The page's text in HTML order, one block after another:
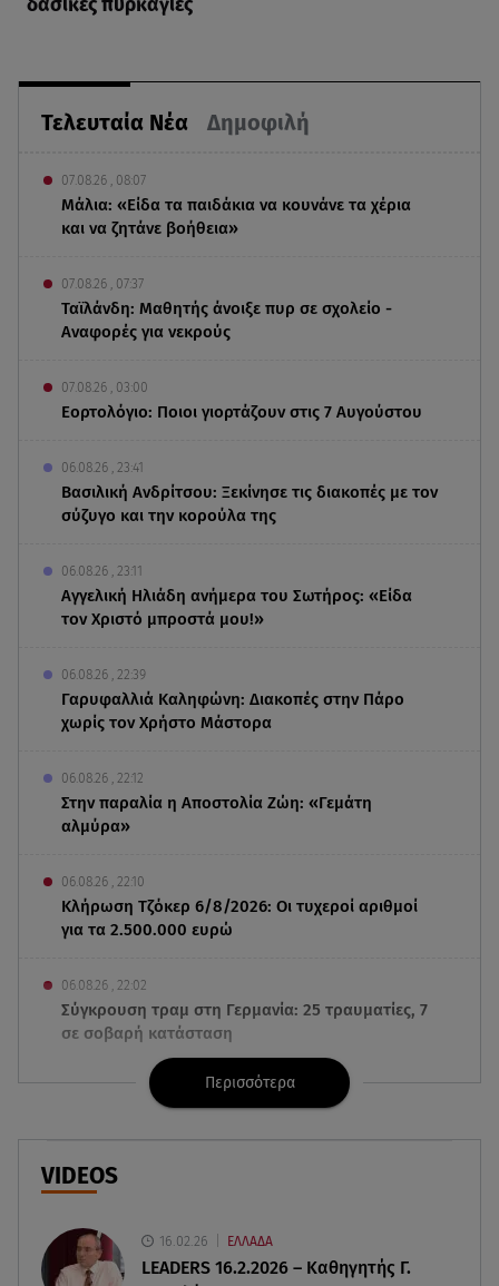
Τελευταία Νέα Δημοφιλή
07.08.26 , 08:07
Μάλια: «Είδα τα παιδάκια να κουνάνε τα χέρια
και να ζητάνε βοήθεια»
07.08.26 , 07:37
Ταϊλάνδη: Μαθητής άνοιξε πυρ σε σχολείο -
Αναφορές για νεκρούς
07.08.26 , 03:00
Εορτολόγιο: Ποιοι γιορτάζουν στις 7 Αυγούστου
06.08.26 , 23:41
Βασιλική Ανδρίτσου: Ξεκίνησε τις διακοπές με τον
σύζυγο και την κορούλα της
06.08.26 , 23:11
Αγγελική Ηλιάδη ανήμερα του Σωτήρος: «Είδα
τον Χριστό μπροστά μου!»
06.08.26 , 22:39
Γαρυφαλλιά Καληφώνη: Διακοπές στην Πάρο
χωρίς τον Χρήστο Μάστορα
06.08.26 , 22:12
Στην παραλία η Αποστολία Ζώη: «Γεμάτη
αλμύρα»
06.08.26 , 22:10
Κλήρωση Τζόκερ 6/8/2026: Οι τυχεροί αριθμοί
για τα 2.500.000 ευρώ
06.08.26 , 22:02
Σύγκρουση τραμ στη Γερμανία: 25 τραυματίες, 7
σε σοβαρή κατάσταση
06.08.26 , 21:59
Νέες τουρκικές προκλήσεις στο Αιγαίο -
Αερομαχία με ελληνικά F-16
06.08.26 , 21:31
στα social media
Περισσότερα
VIDEOS
16.02.26 ΕΛΛΑΔΑ
LEADERS 16.2.2026 – Καθηγητής Γ.